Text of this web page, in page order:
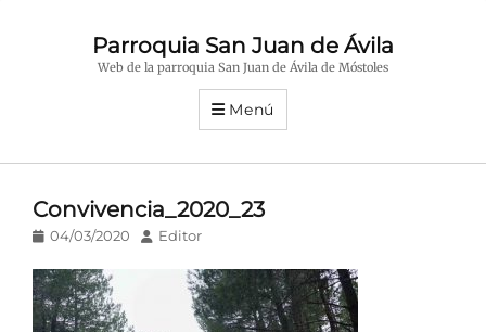
Parroquia San Juan de Ávila
Web de la parroquia San Juan de Ávila de Móstoles
Menú
Convivencia_2020_23
Publicado
04/03/2020 AutorEditor